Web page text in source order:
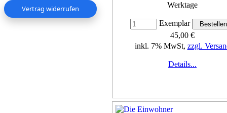
Vertrag widerrufen
Werktage
Exemplar
45,00 €
inkl. 7% MwSt, zzgl.
Details...